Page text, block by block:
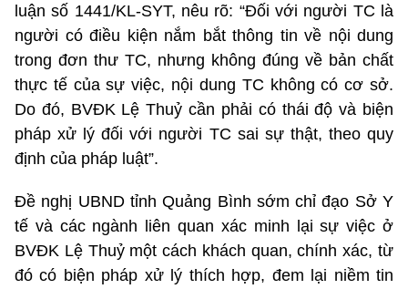
luận số 1441/KL-SYT, nêu rõ: “Đối với người TC là
người có điều kiện nắm bắt thông tin về nội dung
trong đơn thư TC, nhưng không đúng về bản chất
thực tế của sự việc, nội dung TC không có cơ sở.
Do đó, BVĐK Lệ Thuỷ cần phải có thái độ và biện
pháp xử lý đối với người TC sai sự thật, theo quy
định của pháp luật”.
Đề nghị UBND tỉnh Quảng Bình sớm chỉ đạo Sở Y
tế và các ngành liên quan xác minh lại sự việc ở
BVĐK Lệ Thuỷ một cách khách quan, chính xác, từ
đó có biện pháp xử lý thích hợp, đem lại niềm tin